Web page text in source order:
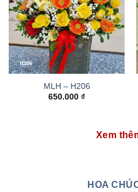
MLH – H206
650.000 ₫
Xem
HOA